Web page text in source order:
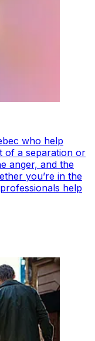
who help
of a separation or
anger, and the
you’re in the
help